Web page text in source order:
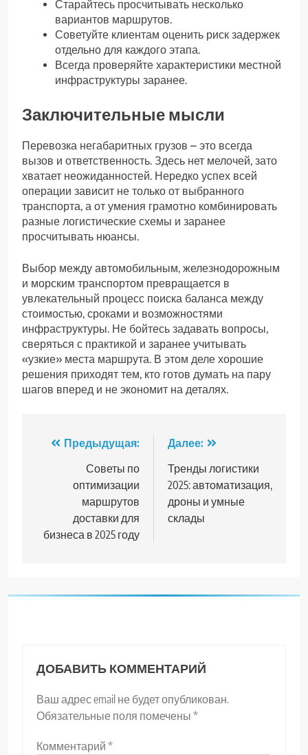
Старайтесь просчитывать несколько
вариантов маршрутов.
Советуйте клиентам оценить риск задержек
отдельно для каждого этапа.
Всегда проверяйте характеристики местной
инфраструктуры заранее.
Заключительные мысли
Перевозка негабаритных грузов – это всегда
вызов и ответственность. Здесь нет мелочей, зато
хватает неожиданностей. Нередко успех всей
операции зависит не только от выбранного
транспорта, а от умения грамотно комбинировать
разные логистические схемы и заранее
просчитывать нюансы.
Выбор между автомобильным, железнодорожным
и морским транспортом превращается в
увлекательный процесс поиска баланса между
стоимостью, сроками и возможностями
инфраструктуры. Не бойтесь задавать вопросы,
сверяться с практикой и заранее учитывать
«узкие» места маршрута. В этом деле хорошие
решения приходят тем, кто готов думать на пару
шагов вперед и не экономит на деталях.
Навигация
записям
Предыдущая:
Советы по
оптимизации
маршрутов
доставки для
бизнеса в 2025 году
Далее:
Тренды логистики
2025: автоматизация,
дроны и умные
склады
ДОБАВИТЬ КОММЕНТАРИЙ
Ваш адрес email не будет опубликован.
Обязательные поля помечены *
Комментарий *